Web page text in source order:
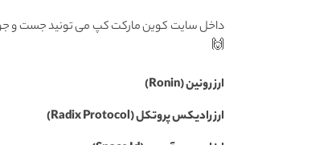
داخل سایت کوین مارکت کپ می تونید جست و جو
🙌
ارز رونین (Ronin)
ارز رادیکس پروتکل (Radix Protocol)